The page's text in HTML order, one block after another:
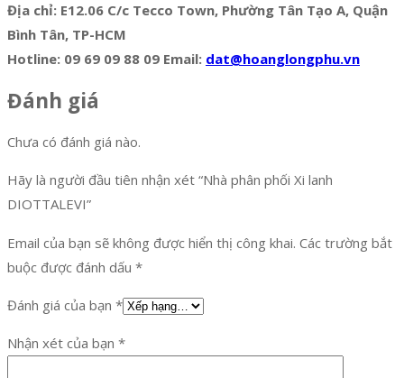
Địa chỉ: E12.06 C/c Tecco Town, Phường Tân Tạo A, Quận
Bình Tân, TP-HCM
Hotline: 09 69 09 88 09 Email: dat@hoanglongphu.vn
Đánh giá
Chưa có đánh giá nào.
Hãy là người đầu tiên nhận xét “Nhà phân phối Xi lanh
DIOTTALEVI”
Email của bạn sẽ không được hiển thị công khai. Các trường bắt
buộc được đánh dấu *
Đánh giá của bạn *
Nhận xét của bạn *